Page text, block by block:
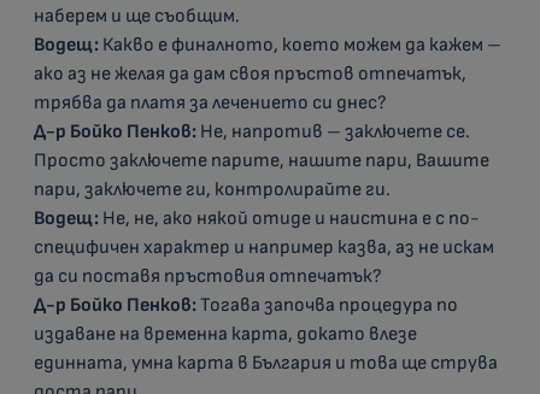
наберем и ще съобщим.
Водещ: Какво е финалното, което можем да кажем –
ако аз не желая да дам своя пръстов отпечатък,
трябва да платя за лечението си днес?
Д-р Бойко Пенков: Не, напротив – заключете се.
Просто заключете парите, нашите пари, Вашите
пари, заключете ги, контролирайте ги.
Водещ: Не, не, ако някой отиде и наистина е с по-
специфичен характер и например казва, аз не искам
да си поставя пръстовия отпечатък?
Д-р Бойко Пенков:Тогава започва процедура по
издаване на временна карта, докато влезе
единната, умна карта в България и това ще струва